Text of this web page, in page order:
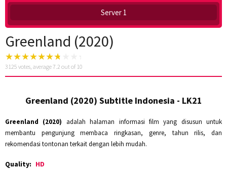
Server 1
Greenland (2020)
3125 votes, average7.2 out of 10
Greenland (2020) Subtitle Indonesia - LK21
Greenland (2020) adalah halaman informasi film yang disusun untuk
membantu pengunjung membaca ringkasan, genre, tahun rilis, dan
rekomendasi tontonan terkait dengan lebih mudah.
Quality: HD